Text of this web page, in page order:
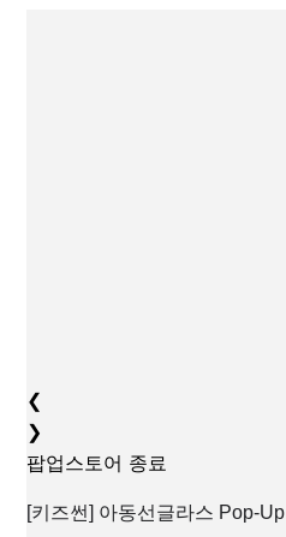
❮
❯
팝업스토어 종료
[키즈썬] 아동선글라스 Pop-Up